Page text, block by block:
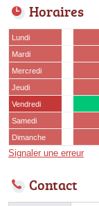
Horaires
Lundi
Mardi
Mercredi
Jeudi
Vendredi
Samedi
Dimanche
Signaler une erreur
Contact